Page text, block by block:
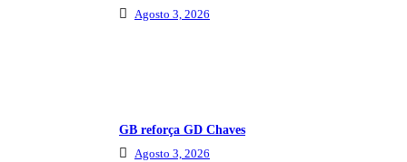
Agosto 3, 2026
GB reforça GD Chaves
Agosto 3, 2026